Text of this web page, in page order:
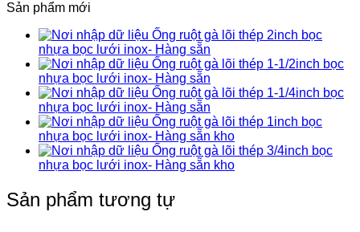
Sản phẩm mới
Ống ruột gà lõi thép 2inch bọc
nhựa bọc lưới inox- Hàng sẵn
Ống ruột gà lõi thép 1-1/2inch bọc
nhựa bọc lưới inox- Hàng sẵn
Ống ruột gà lõi thép 1-1/4inch bọc
nhựa bọc lưới inox- Hàng sẵn
Ống ruột gà lõi thép 1inch bọc
nhựa bọc lưới inox- Hàng sẵn kho
Ống ruột gà lõi thép 3/4inch bọc
nhựa bọc lưới inox- Hàng sẵn kho
Sản phẩm tương tự